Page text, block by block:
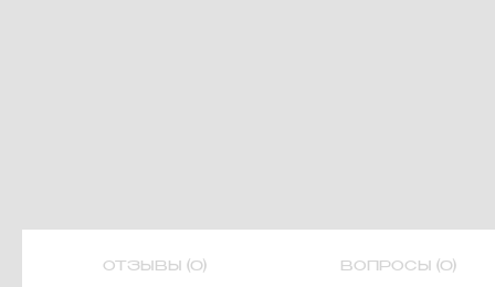
ОТЗЫВЫ (0) ВОПРОСЫ (0)